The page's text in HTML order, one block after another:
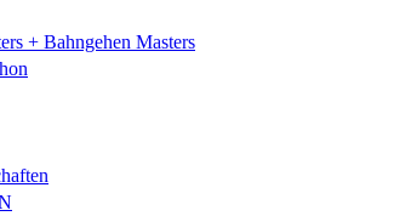
+ Bahngehen Masters